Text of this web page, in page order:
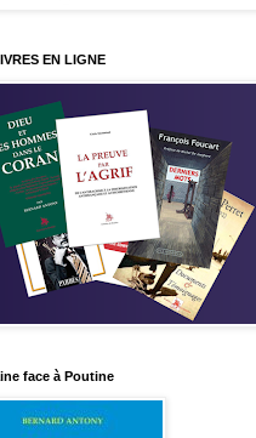
EN LIGNE
face à Poutine